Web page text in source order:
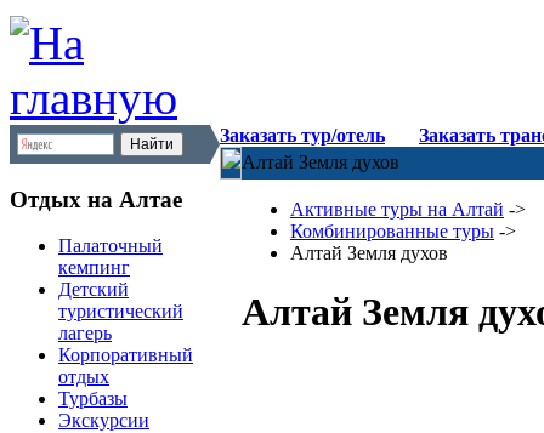
Отдых на Алтае
Палаточный
кемпинг
Детский
туристический
лагерь
Корпоративный
отдых
Турбазы
Экскурсии
Заказать тур/отель
Заказать
Алтай Земля духов
Активные туры на Алтай ->
Комбинированные туры ->
Алтай Земля духов
Алтай Земля